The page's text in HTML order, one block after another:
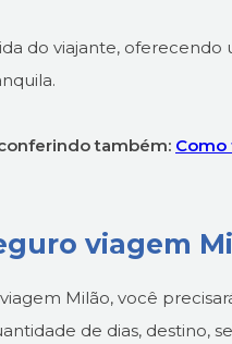
do viajante,
também: Como
viagem
Milão, você
de dias, destino,